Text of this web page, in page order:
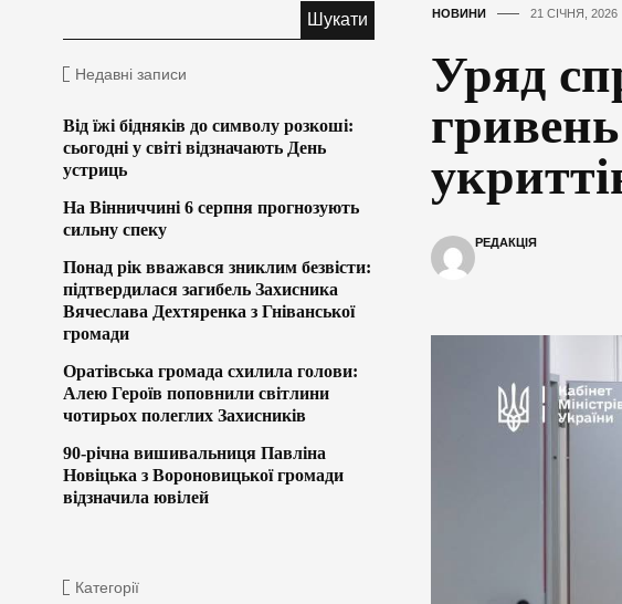
НОВИНИ 21 СІЧНЯ, 2026
Уряд
РЕДАКЦІЯ
Недавні записи
Від їжі бідняків до символу розкоші:
сьогодні у світі відзначають День
устриць
На Вінниччині 6 серпня прогнозують
сильну спеку
Понад рік вважався зниклим безвісти:
підтвердилася загибель Захисника
Вячеслава Дехтяренка з Гніванської
громади
Оратівська громада схилила голови:
Алею Героїв поповнили світлини
чотирьох полеглих Захисників
90-річна вишивальниця Павліна
Новіцька з Вороновицької громади
відзначила ювілей
Категорії